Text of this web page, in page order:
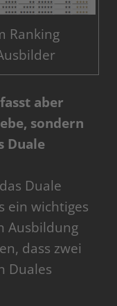
Ranking
aber
sondern
Duale
Duale
ein wichtiges
Ausbildung
dass zwei
Duales